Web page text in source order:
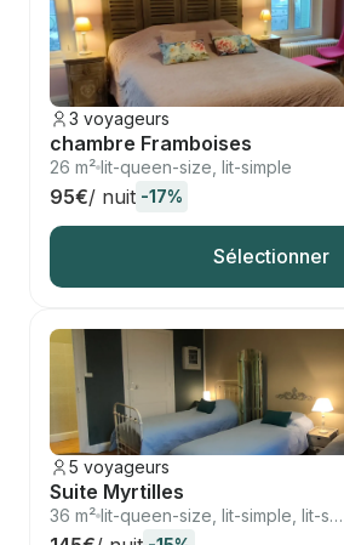
3 voyageurs
chambre Framboises
26 m² lit-queen-size, lit-simple
95€/ nuit -17%
Sélectionner
5 voyageurs
Suite Myrtilles
36 m² lit-queen-size, lit-simple, lit-simple, lit-simple